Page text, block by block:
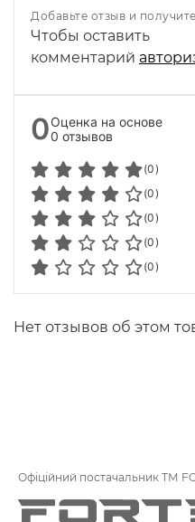
Добавьте отзыв и
Чтобы оставить
комментарий
0Оценка на основе
0 отзывов
(0)
(0)
(0)
(0)
(0)
Нет отзывов об этом
Офіційний постачальник ТМ